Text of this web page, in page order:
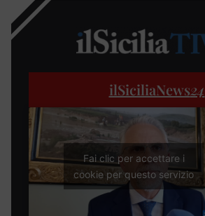
ilSiciliaNews24
Fai clic per accettare i
cookie per questo servizio